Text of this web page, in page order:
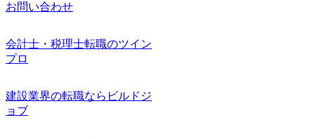
お問い合わせ
会計士・税理士転職のツイン
プロ
建設業界の転職ならビルドジ
ョブ